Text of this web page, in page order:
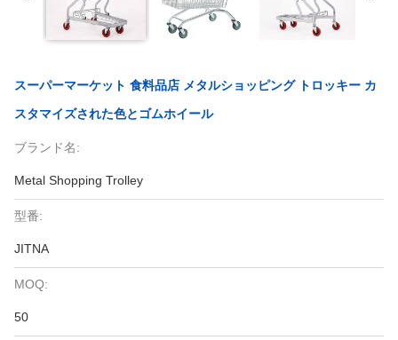
スーパーマーケット 食料品店 メタルショッピング トロッキー カ
スタマイズされた色とゴムホイール
ブランド名:
Metal Shopping Trolley
型番:
JITNA
MOQ:
50